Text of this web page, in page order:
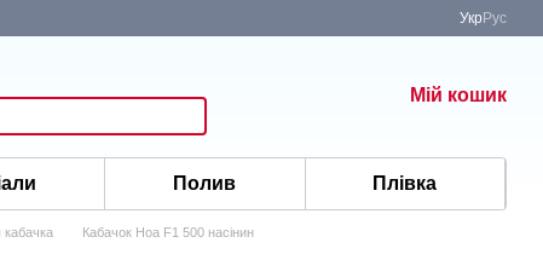
Укр Рус
Мій кошик
Полив Плівка
кабачка Кабачок Ноа F1 500 насінин